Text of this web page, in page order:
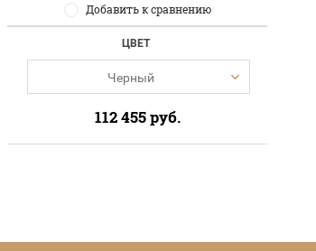
Добавить к сравнению
ЦВЕТ
Черный
112 455руб.